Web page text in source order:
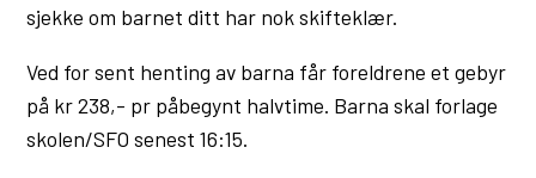
sjekke om barnet ditt har nok skifteklær.
Ved for sent henting av barna får foreldrene et gebyr
på kr 238,- pr påbegynt halvtime. Barna skal forlage
skolen/SFO senest 16:15.